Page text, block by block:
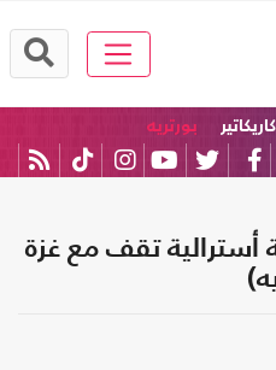
كاريكاتير بورتريه
تقف مع غزة